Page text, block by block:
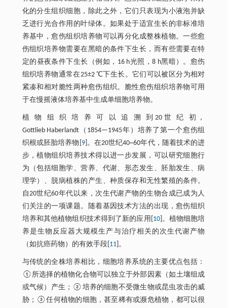
化的分生组织细胞，除此之外，它们只表现为小液泡并缺
乏进行光合作用的叶绿体。如果处于适宜生长的非标准培
养基中，愈伤组织培养物可以再分化成整株植物。一些愈
伤组织培养物需要在黑暗的条件下生长，而有些需要在特
定的昼夜条件下生长（例如，16 h光照，8 h黑暗）。愈伤
组织培养物通常在25±2 ℃下生长。它们可以被区分为相对
紧凑和相对脆性两种愈伤组织。脆性愈伤组织培养物可用
于在慢摇液体培养基中生成单细胞培养物。
植 物 组 织 培 养 可 以 追 溯 到20世 纪 初，
Gottlieb Haberlandt（1854—1945年）培养了第一个愈伤组
织根或胚胎培养物[ 9]。在20世纪40~60年代，随着技术的进
步，植物组织培养技术得以进一步发展，可以研究细胞行
为（包括细胞学、营养、代谢、形态发生、胚胎发生、病
理学）、脱病植株的产生、种质保存和无性繁殖的条件。
自20世纪60年代以来，次生代谢产物的生物合成已成为人
们关注的一项课题。随着基因技术方法的出现，愈伤组织
培养和其他植物组织技术得到了新的应用[ 10]。植物细胞培
养是生物反应器大规模生产与治疗相关的次生代谢产物
（如抗癌药物）的有效手段[ 11]。
与传统的全株培养相比，细胞培养系统的主要优点包括：
①所选择的植物化合物可以独立于外部因素（如土壤组成
或气候）产生；②培养的细胞不受微生物或昆虫攻击的威
胁；③任何植物的细胞，甚至稀有或濒危植物，都可以很